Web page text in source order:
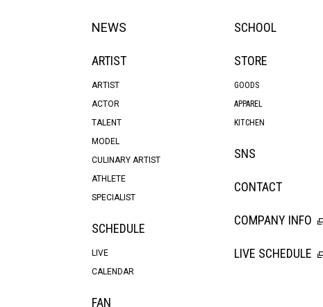
NEWS
ARTIST
ARTIST
ACTOR
TALENT
MODEL
CULINARY ARTIST
ATHLETE
SPECIALIST
SCHEDULE
LIVE
CALENDAR
FAN
SCHOOL
STORE
GOODS
APPAREL
KITCHEN
SNS
CONTACT
COMPANY INFO
LIVE SCHEDULE